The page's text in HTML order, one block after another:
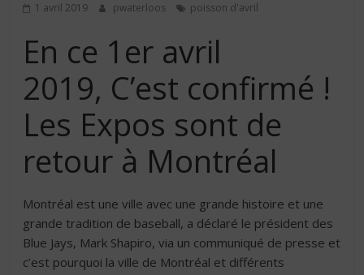
1 avril 2019 pwaterloos poisson d'avril
En ce 1er avril
2019, C’est confirmé !
Les Expos sont de
retour à Montréal
Montréal est une ville avec une grande histoire et une
grande tradition de baseball, a déclaré le président des
Blue Jays, Mark Shapiro, via un communiqué de presse et
c’est pourquoi la ville de Montréal et différents